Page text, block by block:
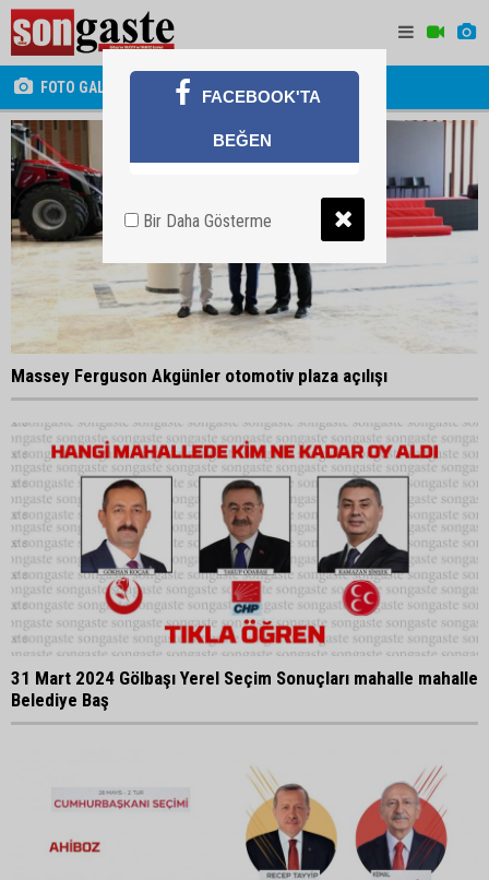
FOTO GALERİ
Massey Ferguson Akgünler otomotiv plaza açılışı
31 Mart 2024 Gölbaşı Yerel Seçim Sonuçları mahalle mahalle
Belediye Baş
FACEBOOK'TA
BEĞEN
Bir Daha Gösterme